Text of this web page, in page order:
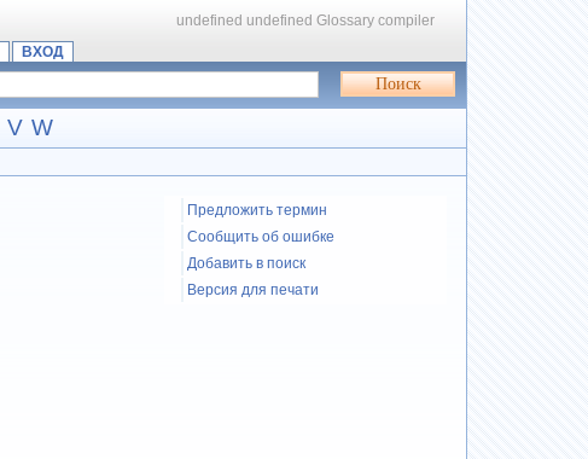
undefined undefined Glossary compiler
ВХОД
V W
Предложить термин
Сообщить об ошибке
Добавить в поиск
Версия для печати